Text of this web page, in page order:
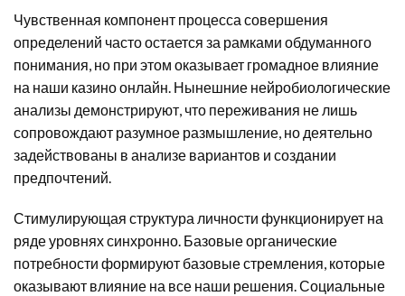
Чувственная компонент процесса совершения
определений часто остается за рамками обдуманного
понимания, но при этом оказывает громадное влияние
на наши казино онлайн. Нынешние нейробиологические
анализы демонстрируют, что переживания не лишь
сопровождают разумное размышление, но деятельно
задействованы в анализе вариантов и создании
предпочтений.
Стимулирующая структура личности функционирует на
ряде уровнях синхронно. Базовые органические
потребности формируют базовые стремления, которые
оказывают влияние на все наши решения. Социальные